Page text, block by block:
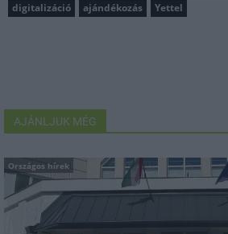
digitalizáció
ajándékozás Yettel
AJÁNLJUK MÉG
Országos hírek